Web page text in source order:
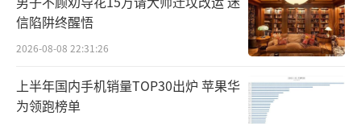
信陷阱终醒悟
2026-08-08 22:31:26
上半年国内手机销量TOP30出炉 苹果华
为领跑榜单